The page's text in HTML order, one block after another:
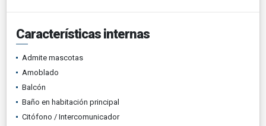
Características internas
Admite mascotas
Amoblado
Balcón
Baño en habitación principal
Citófono / Intercomunicador